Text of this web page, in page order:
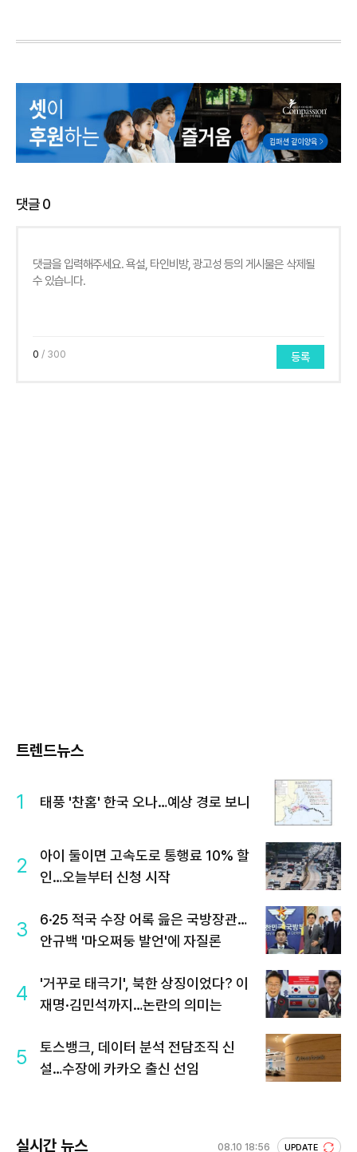
댓글0
0 / 300 등록
트렌드뉴스
1 태풍 '찬홈' 한국 오나…예상 경로 보니
2
아이 둘이면 고속도로 통행료 10% 할
인…오늘부터 신청 시작
3
6·25 적국 수장 어록 읊은 국방장관…
안규백 '마오쩌둥 발언'에 자질론
4
'거꾸로 태극기', 북한 상징이었다? 이
재명·김민석까지…논란의 의미는
5
토스뱅크, 데이터 분석 전담조직 신
설…수장에 카카오 출신 선임
실시간 뉴스 08.10 18:56 UPDATE